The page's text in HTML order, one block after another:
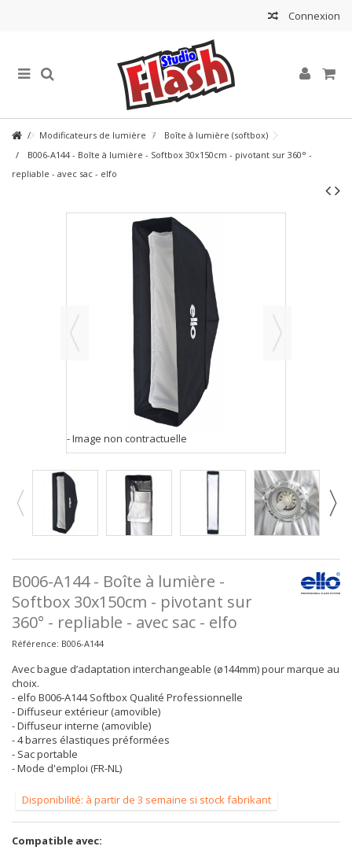
Connexion
Modificateurs de lumière
Boîte à lumière (softbox)
B006-A144 - Boîte à lumière - Softbox 30x150cm - pivotant sur 360° -
repliable - avec sac - elfo
- Image non contractuelle
B006-A144 - Boîte à lumière -
Softbox 30x150cm - pivotant sur
360° - repliable - avec sac - elfo
Référence: B006-A144
Avec bague d’adaptation interchangeable (ø144mm) pour marque au
choix.
- elfo B006-A144 Softbox Qualité Professionnelle
- Diffuseur extérieur (amovible)
- Diffuseur interne (amovible)
- 4 barres élastiques préformées
- Sac portable
- Mode d'emploi (FR-NL)
Disponibilité: à partir de 3 semaine si stock fabrikant
Compatible avec: